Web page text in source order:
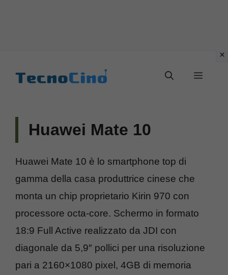
Menu
Huawei Mate 10
Huawei Mate 10 è lo smartphone top di
gamma della casa produttrice cinese che
monta un chip proprietario Kirin 970 con
processore octa-core. Schermo in formato
18:9 Full Active realizzato da JDI con
diagonale da 5,9″ pollici per una risoluzione
pari a 2160×1080 pixel, 4GB di memoria